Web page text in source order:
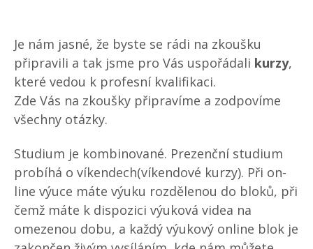
Je nám jasné, že byste se rádi na zkoušku
připravili a tak jsme pro Vás uspořádali kurzy,
které vedou k profesní kvalifikaci.
Zde Vás na zkoušky připravíme a zodpovíme
všechny otázky.
Studium je kombinované. Prezenční studium
probíhá o víkendech(víkendové kurzy). Při on-
line výuce máte výuku rozdělenou do bloků, při
čemž máte k dispozici výuková videa na
omezenou dobu, a každý výukový online blok je